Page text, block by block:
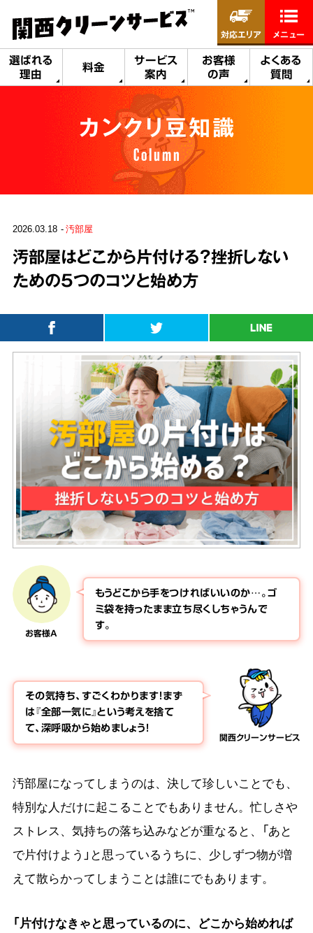
選ばれる
理由
料金
サービス
案内
お客様
の声
よくある
質問
対応エリア メニュー
カンクリ豆知識
Column
2026.03.18 汚部屋
汚部屋はどこから片付ける？挫折しない
ための5つのコツと始め方
お客様A
もうどこから手をつければいいのか…。ゴ
ミ袋を持ったまま立ち尽くしちゃうんで
す。
関西クリーンサービス
その気持ち、すごくわかります！まず
は『全部一気に』という考えを捨て
て、深呼吸から始めましょう！
汚部屋になってしまうのは、決して珍しいことでも、
特別な人だけに起こることでもありません。忙しさや
ストレス、気持ちの落ち込みなどが重なると、「あと
で片付けよう」と思っているうちに、少しずつ物が増
えて散らかってしまうことは誰にでもあります。
「片付けなきゃと思っているのに、どこから始めれば